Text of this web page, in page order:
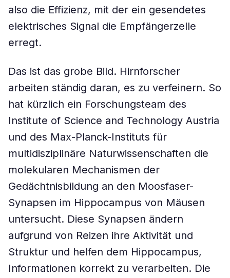
also die Effizienz, mit der ein gesendetes
elektrisches Signal die Empfängerzelle
erregt.
Das ist das grobe Bild. Hirnforscher
arbeiten ständig daran, es zu verfeinern. So
hat kürzlich ein Forschungsteam des
Institute of Science and Technology Austria
und des Max-Planck-Instituts für
multidisziplinäre Naturwissenschaften die
molekularen Mechanismen der
Gedächtnisbildung an den Moosfaser-
Synapsen im Hippocampus von Mäusen
untersucht. Diese Synapsen ändern
aufgrund von Reizen ihre Aktivität und
Struktur und helfen dem Hippocampus,
Informationen korrekt zu verarbeiten. Die